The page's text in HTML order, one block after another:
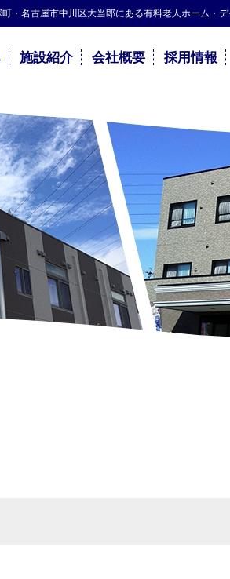
名古屋市中川区大当郎にある有料老人ホーム・
施設紹介 会社概要 採用情報